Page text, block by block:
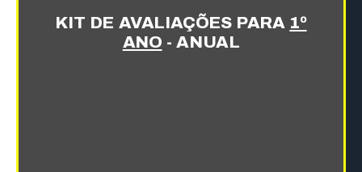
KIT DE AVALIAÇÕES PARA 1º
ANO - ANUAL